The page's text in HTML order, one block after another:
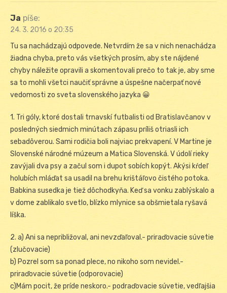
Ja píše:
24. 3. 2016 o 20:35
Tu sa nachádzajú odpovede. Netvrdím že sa v nich nenachádza
žiadna chyba, preto vás všetkých prosím, aby ste nájdené
chyby náležite opravili a skomentovali prečo to tak je, aby sme
sa to mohli všetci naučiť správne a úspešne načerpať nové
vedomosti zo sveta slovenského jazyka 😀
1. Tri góly, ktoré dostali trnavskí futbalisti od Bratislavčanov v
posledných siedmich minútach zápasu príliš otriasli ich
sebadôverou. Sami rodičia boli najviac prekvapení. V Martine je
Slovenské národné múzeum a Matica Slovenská. V údolí rieky
zavýjali dva psy a začul som i dupot sobích kopýt. Akýsi kŕdeľ
holubích mláďat sa usadil na brehu krištáľovo čistého potoka.
Babkina susedka je tiež dôchodkyňa. Keď sa vonku zablýskalo a
v dome zablikalo svetlo, blízko mlynice sa obšmietala ryšavá
líška.
2. a) Ani sa nepribližoval, ani nevzďaľoval.- priraďovacie súvetie
(zlučovacie)
b) Pozrel som sa ponad plece, no nikoho som nevidel.-
priraďovacie súvetie (odporovacie)
c)Mám pocit, že príde neskoro.- podraďovacie súvetie, vedľajšia